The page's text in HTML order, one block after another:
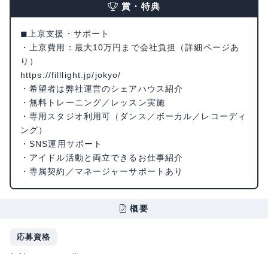
賞・特典
◼︎上京支援・サポート
・上京費用：最大10万円まで会社負担（詳細ページあ
り）
https://filllight.jp/jokyo/
・希望者は弊社運営のシェアハウス紹介
・無料トレーニング／レッスン実施
・専用スタジオ利用可（ダンス／ボーカル／レコーディ
ング）
・SNS運用サポート
・アイドル活動と両立できるお仕事紹介
・専属契約／マネージャーサポートあり
概要
応募資格